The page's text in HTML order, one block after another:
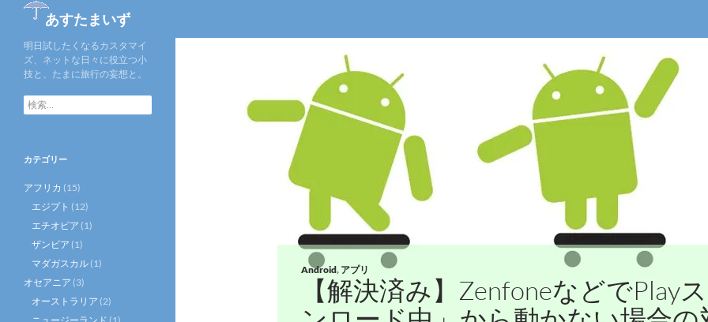
あすたまいず
Android, アプリ
【解決済み】ZenfoneなどでPlay
明日試したくなるカスタマイ
ズ、ネットな日々に役立つ小
技と、たまに旅行の妄想と。
検
索:
カテゴリー
アフリカ (15)
エジプト (12)
エチオピア (1)
ザンビア (1)
マダガスカル (1)
オセアニア (3)
オーストラリア (2)